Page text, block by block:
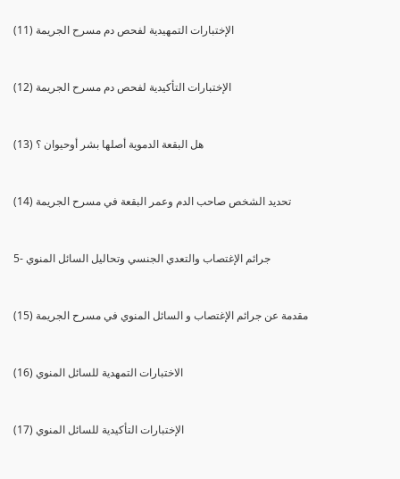
(11) الإختبارات التمهيدية لفحص دم مسرح الجريمة
(12) الإختبارات التأكيدية لفحص دم مسرح الجريمة
(13) هل البقعة الدموية أصلها بشر أوحيوان ؟
(14) تحديد الشخص صاحب الدم وعمر البقعة في مسرح الجريمة
5- جرائم الإغتصاب والتعدي الجنسي وتحاليل السائل المنوي
(15) مقدمة عن جرائم الإغتصاب و السائل المنوي في مسرح الجريمة
(16) الاختبارات التمهدية للسائل المنوي
(17) الإختبارات التأكيدية للسائل المنوي